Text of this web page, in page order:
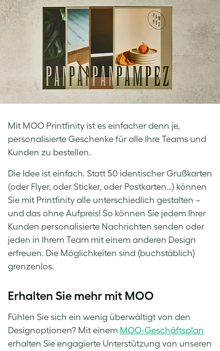
Mit MOO Printfinity ist es einfacher denn je,
personalisierte Geschenke für alle Ihre Teams und
Kunden zu bestellen.
Die Idee ist einfach. Statt 50 identischer Grußkarten
(oder Flyer, oder Sticker, oder Postkarten…) können
Sie mit Printfinity alle unterschiedlich gestalten –
und das ohne Aufpreis! So können Sie jedem Ihrer
Kunden personalisierte Nachrichten senden oder
jeden in Ihrem Team mit einem anderen Design
erfreuen. Die Möglichkeiten sind (buchstäblich)
grenzenlos.
Erhalten Sie mehr mit MOO
Fühlen Sie sich ein wenig überwältigt von den
Designoptionen? Mit einem MOO-Geschäftsplan
erhalten Sie engagierte Unterstützung von unseren